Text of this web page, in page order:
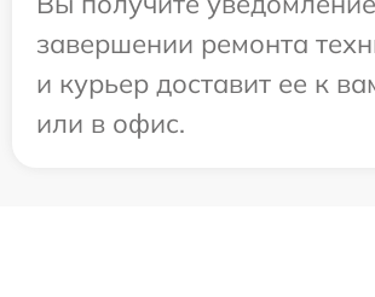
завершении ремонта
и курьер доставит ее к
или в офис.